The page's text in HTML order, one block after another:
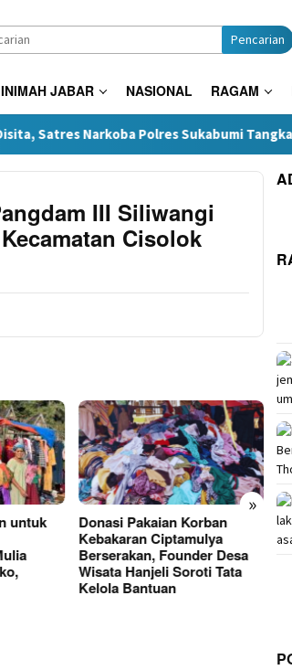
Pencarian
INIMAH JABAR NASIONAL RAGAM
Narkoba Polres Sukabumi Tangkap Tiga
III Siliwangi
Cisolok
»
untuk
Donasi Pakaian Korban
Kebakaran Ciptamulya
Berserakan, Founder Desa
Wisata Hanjeli Soroti Tata
Kelola Bantuan